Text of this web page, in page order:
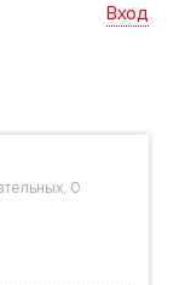
Вход
, 0